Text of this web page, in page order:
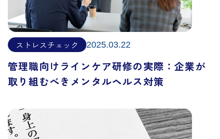
ストレスチェック 2025.03.22
管理職向けラインケア研修の実際：企業が
取り組むべきメンタルヘルス対策